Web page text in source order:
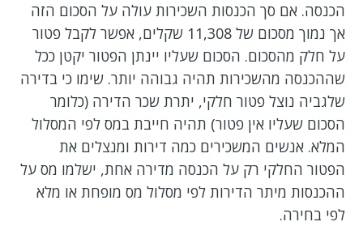
הכנסה. אם סך הכנסות השכירות עולה על הסכום הזה
אך נמוך מסכום של 11,308 שקלים, אפשר לקבל פטור
על חלק מהסכום. הסכום שעליו יינתן הפטור יקטן ככל
שההכנסה מהשכירות תהיה גבוהה יותר. שימו כי בדירה
שלגביה נוצל פטור חלקי, יתרת שכר הדירה (כלומר
הסכום שעליו אין פטור) תהיה חייבת במס לפי המסלול
המלא. אנשים המשכירים כמה דירות ומנצלים את
הפטור החלקי רק על הכנסה מדירה אחת, ישלמו מס על
ההכנסות מיתר הדירות לפי מסלול מס מופחת או מלא
לפי בחירה.